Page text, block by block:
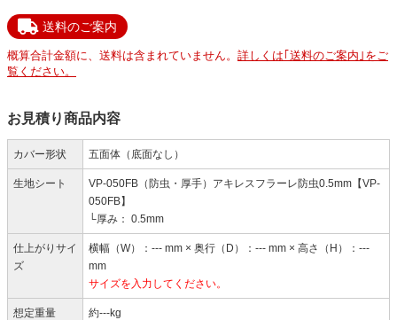
送料のご案内
概算合計金額に、送料は含まれていません。 詳しくは｢送料のご案内｣をご
覧ください。
お見積り商品内容
カバー形状 五面体（底面なし）
生地シート
VP-050FB（防虫・厚手）アキレスフラーレ防虫0.5mm【VP-
050FB】
└厚み： 0.5mm
仕上がりサイ
ズ
横幅（W）：--- mm × 奥行（D）：--- mm × 高さ（H）：---
mm
サイズを入力してください。
想定重量 約---kg